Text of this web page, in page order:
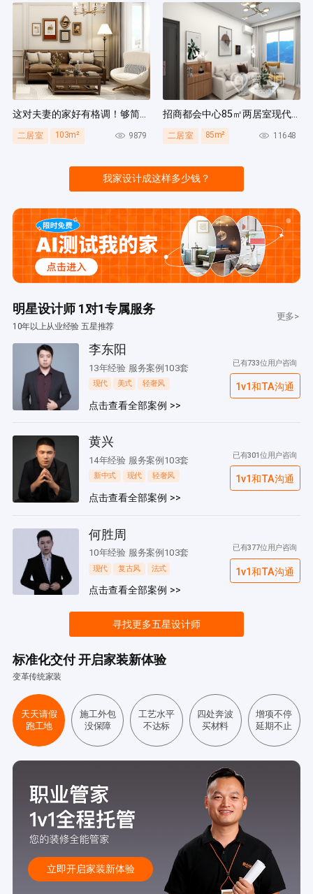
这对夫妻的家好有格调！够简洁还复古，好打扫卫生太贴心~
二居室 103m² 9879
招商都会中心85㎡两居室现代简约风装修案例
二居室 85m² 11648
我家设计成这样多少钱？
明星设计师 1对1专属服务
10年以上从业经验 五星推荐
更多>
李东阳
13年经验 服务案例103套
现代 美式 轻奢风
点击查看全部案例 >>
已有733位用户咨询
1v1和TA沟通
黄兴
14年经验 服务案例103套
新中式 现代 轻奢风
点击查看全部案例 >>
已有301位用户咨询
1v1和TA沟通
何胜周
10年经验 服务案例103套
现代 复古风 法式
点击查看全部案例 >>
已有377位用户咨询
1v1和TA沟通
寻找更多五星设计师
标准化交付 开启家装新体验
变革传统家装
天天请假
跑工地
施工外包
没保障
工艺水平
不达标
四处奔波
买材料
增项不停
延期不止
立即开启家装新体验